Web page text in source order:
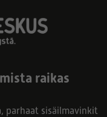
raikas
parhaat sisäilmavinkit